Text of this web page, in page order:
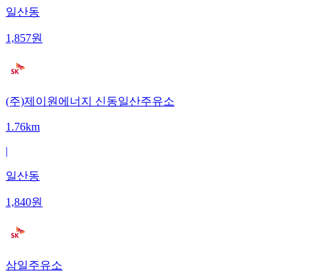
일산동
1,857원
(주)제이원에너지 신동일산주유소
1.76km
|
일산동
1,840원
삼일주유소